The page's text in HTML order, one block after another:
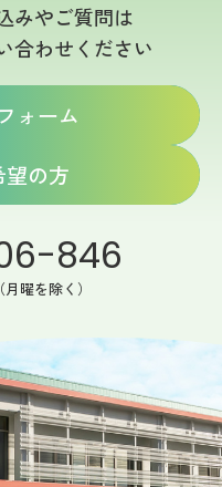
みやご質問は
合わせください
ォーム
望の方
846
曜を除く）